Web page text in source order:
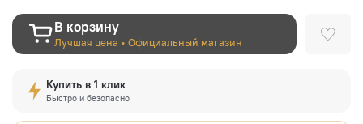
В корзину
Лучшая цена • Официальный магазин
Купить в 1 клик
Быстро и безопасно